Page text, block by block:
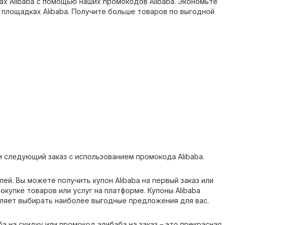
Alibaba. Получите больше товаров по выгодной
заказ с использованием промокода Alibaba.
Вы можете получить купон Alibaba на первый заказ или
товаров или услуг на платформе. Купоны Alibaba
выбирать наиболее выгодные предложения для вас.